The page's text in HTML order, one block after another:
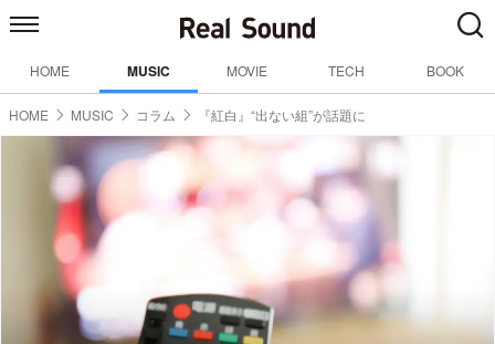
HOME MUSIC MOVIE TECH BOOK
HOME MUSIC コラム 『紅白』“出ない組”が話題に